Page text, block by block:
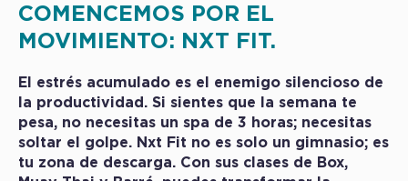
COMENCEMOS POR EL
MOVIMIENTO: NXT FIT.
El estrés acumulado es el enemigo silencioso de
la productividad. Si sientes que la semana te
pesa, no necesitas un spa de 3 horas; necesitas
soltar el golpe. Nxt Fit no es solo un gimnasio; es
tu zona de descarga. Con sus clases de Box,